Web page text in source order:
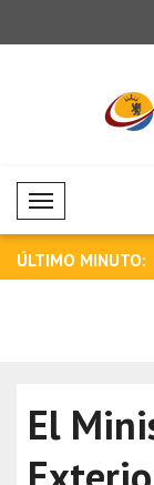
Mobil Menü
ÚLTIMO MINUTO:
en los mercados
El